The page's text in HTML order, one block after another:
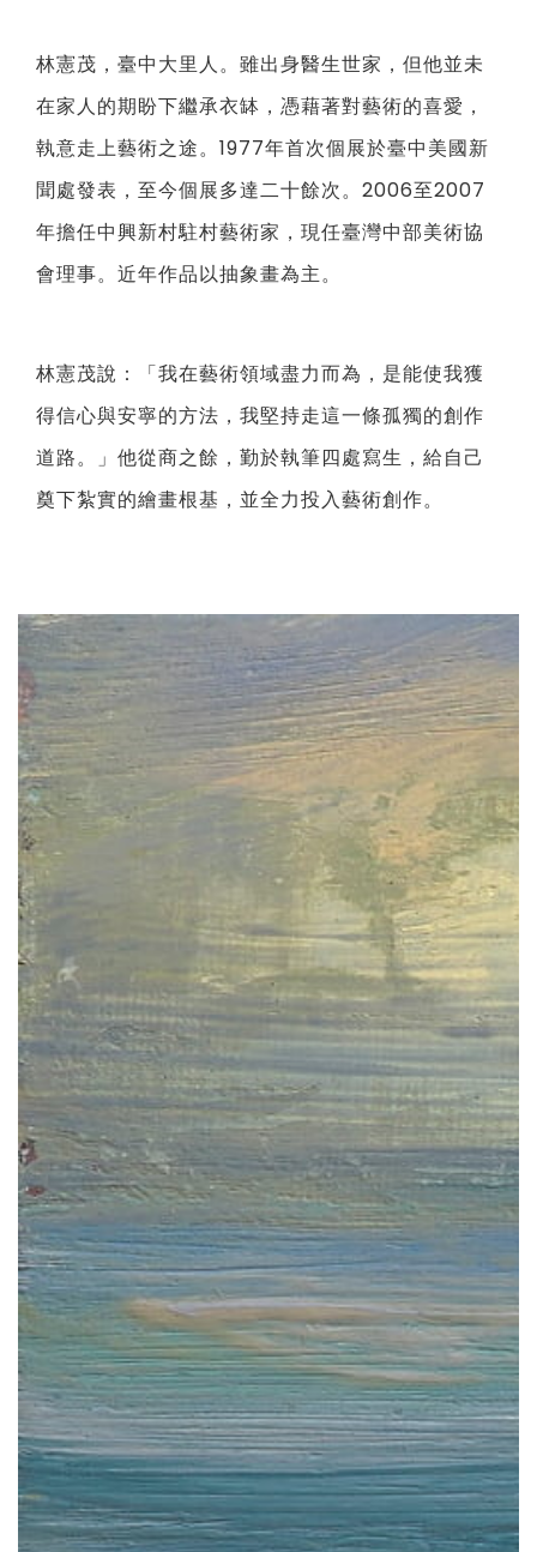
林憲茂，臺中大里人。雖出身醫生世家，但他並未
在家人的期盼下繼承衣缽，憑藉著對藝術的喜愛，
執意走上藝術之途。1977年首次個展於臺中美國新
聞處發表，至今個展多達二十餘次。2006至2007
年擔任中興新村駐村藝術家，現任臺灣中部美術協
會理事。近年作品以抽象畫為主。
林憲茂說：「我在藝術領域盡力而為，是能使我獲
得信心與安寧的方法，我堅持走這一條孤獨的創作
道路。」他從商之餘，勤於執筆四處寫生，給自己
奠下紮實的繪畫根基，並全力投入藝術創作。